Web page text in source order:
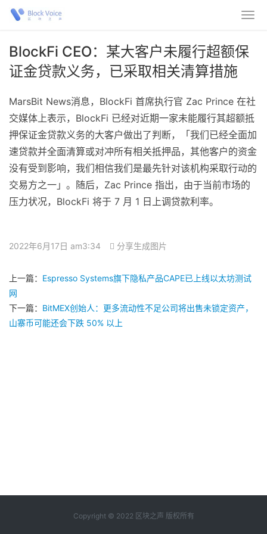
BlockFi CEO：某大客户未履行超额保
证金贷款义务，已采取相关清算措施
MarsBit News消息，BlockFi 首席执行官 Zac Prince 在社
交媒体上表示，BlockFi 已经对近期一家未能履行其超额抵
押保证金贷款义务的大客户做出了判断，「我们已经全面加
速贷款并全面清算或对冲所有相关抵押品，其他客户的资金
没有受到影响，我们相信我们是最先针对该机构采取行动的
交易方之一」。随后，Zac Prince 指出，由于当前市场的
压力状况，BlockFi 将于 7 月 1 日上调贷款利率。
2022年6月17日 am3:34 分享生成图片
上一篇： Espresso Systems旗下隐私产品CAPE已上线以太坊测试
网
下一篇： BitMEX创始人：更多流动性不足公司将出售未锁定资产，
山寨币可能还会下跌 50% 以上
Copyright © 2022 区块之声 版权所有